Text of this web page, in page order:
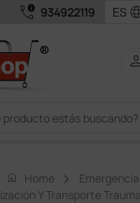
call_quality 934922119
home Home
Emergencia
Y Transporte